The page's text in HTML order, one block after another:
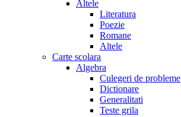
Altele
Literatura
Poezie
Romane
Altele
Carte scolara
Algebra
Culegeri de probleme
Dictionare
Generalitati
Teste grila